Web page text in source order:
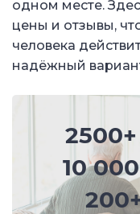
одном месте.
цены и отзывы,
человека
надёжный
2500+
10